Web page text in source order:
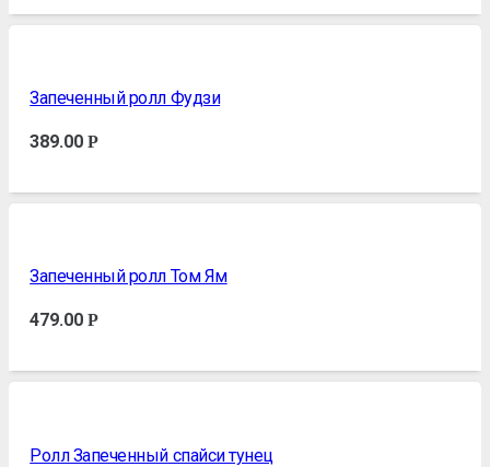
Запеченный ролл Фудзи
389.00Р
Запеченный ролл Том Ям
479.00Р
Ролл Запеченный спайси тунец